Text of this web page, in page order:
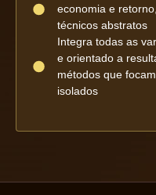
economia e
técnicos abstratos
Integra todas as
e orientado a
métodos que
isolados